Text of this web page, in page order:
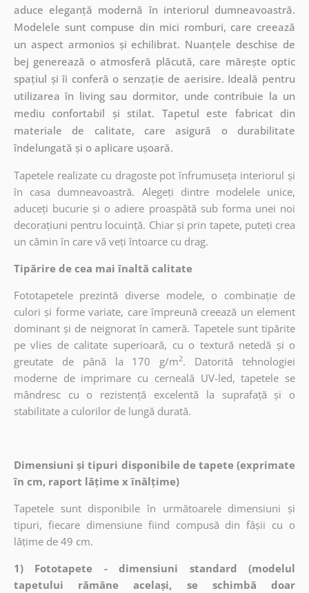
aduce eleganță modernă în interiorul dumneavoastră.
Modelele sunt compuse din mici romburi, care creează
un aspect armonios și echilibrat. Nuanțele deschise de
bej generează o atmosferă plăcută, care mărește optic
spațiul și îi conferă o senzație de aerisire. Ideală pentru
utilizarea în living sau dormitor, unde contribuie la un
mediu confortabil și stilat. Tapetul este fabricat din
materiale de calitate, care asigură o durabilitate
îndelungată și o aplicare ușoară.
Tapetele realizate cu dragoste pot înfrumuseța interiorul și
în casa dumneavoastră. Alegeți dintre modelele unice,
aduceți bucurie și o adiere proaspătă sub forma unei noi
decorațiuni pentru locuință. Chiar și prin tapete, puteți crea
un cămin în care vă veți întoarce cu drag.
Tipărire de cea mai înaltă calitate
Fototapetele prezintă diverse modele, o combinație de
culori și forme variate, care împreună creează un element
dominant și de neignorat în cameră. Tapetele sunt tipărite
pe vlies de calitate superioară, cu o textură netedă și o
greutate de până la 170 g/m2. Datorită tehnologiei
moderne de imprimare cu cerneală UV-led, tapetele se
mândresc cu o rezistență excelentă la suprafață și o
stabilitate a culorilor de lungă durată.
Dimensiuni și tipuri disponibile de tapete (exprimate
în cm, raport lățime x înălțime)
Tapetele sunt disponibile în următoarele dimensiuni și
tipuri, fiecare dimensiune fiind compusă din fâșii cu o
lățime de 49 cm.
1) Fototapete - dimensiuni standard (modelul
tapetului rămâne același, se schimbă doar